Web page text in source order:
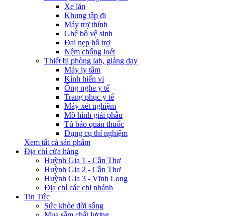
Xe lăn
Khung tập đi
Máy trợ thính
Ghế bô vệ sinh
Đai nẹp hỗ trợ
Nệm chống loét
Thiết bị phòng lab, giảng dạy
Máy ly tâm
Kính hiển vi
Ống nghe y tế
Trang phục y tế
Máy xét nghiệm
Mô hình giải phẫu
Tủ bảo quản thuốc
Dụng cụ thí nghiệm
Xem tất cả sản phẩm
Địa chỉ cửa hàng
Huỳnh Gia 1 - Cần Thơ
Huỳnh Gia 2 - Cần Thơ
Huỳnh Gia 3 - Vĩnh Long
Địa chỉ các chi nhánh
Tin Tức
Sức khỏe đời sống